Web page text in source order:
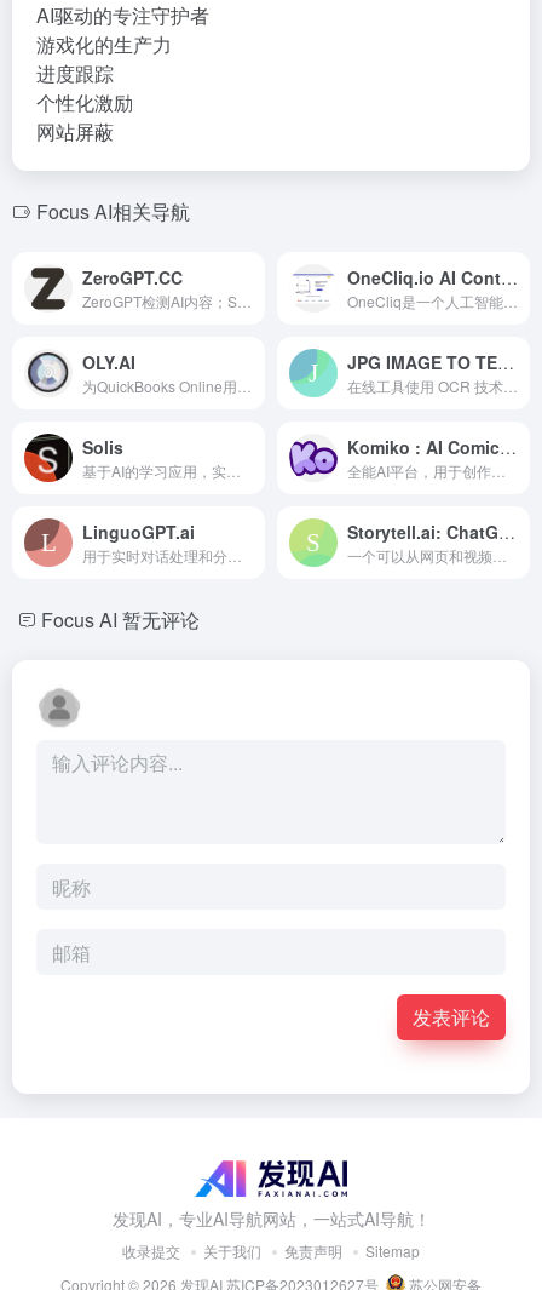
AI驱动的专注守护者
游戏化的生产力
进度跟踪
个性化激励
网站屏蔽
Focus AI相关导航
ZeroGPT.CC OneCliq.io AI Content Creation Genius
OLY.AI JPG IMAGE TO TEXT
Solis Komiko : AI Comics, AI Characters & AI Anime
LinguoGPT.ai Storytell.ai: ChatGPT with your Content
Focus AI 暂无评论
发表评论
发现AI，专业AI导航网站，一站式AI导航！
收录提交 关于我们 免责声明
Sitemap
Copyright © 2026 发现AI苏ICP备2023012627号 苏公网安备